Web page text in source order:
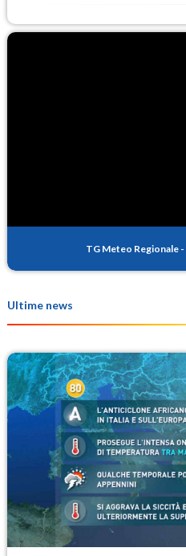
TG Meteo Regionale -
Ultime news